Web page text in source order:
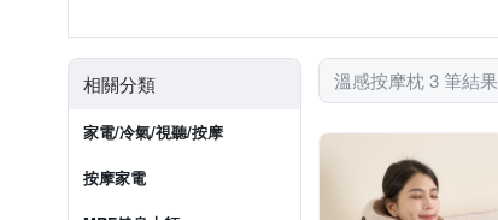
相關分類
家電/冷氣/視聽/按摩
按摩家電
溫感按摩枕 3 筆結果